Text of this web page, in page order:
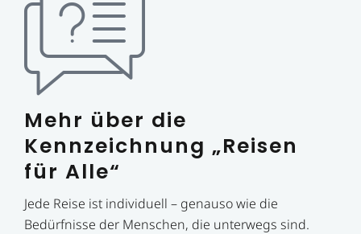
Mehr über die
Kennzeichnung „Reisen
für Alle“
Jede Reise ist individuell – genauso wie die
Bedürfnisse der Menschen, die unterwegs sind.